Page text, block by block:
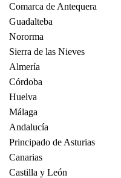
Comarca de Antequera
Guadalteba
Nororma
Sierra de las Nieves
Almería
Córdoba
Huelva
Málaga
Andalucía
Principado de Asturias
Canarias
Castilla y León